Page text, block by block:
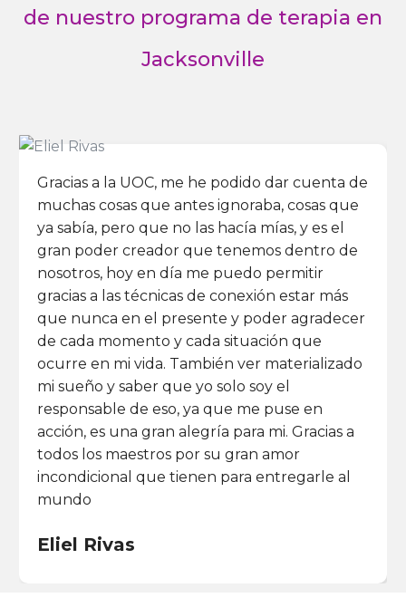
de nuestro programa de terapia en
Jacksonville
Gracias a la UOC, me he podido dar cuenta de
muchas cosas que antes ignoraba, cosas que
ya sabía, pero que no las hacía mías, y es el
gran poder creador que tenemos dentro de
nosotros, hoy en día me puedo permitir
gracias a las técnicas de conexión estar más
que nunca en el presente y poder agradecer
de cada momento y cada situación que
ocurre en mi vida. También ver materializado
mi sueño y saber que yo solo soy el
responsable de eso, ya que me puse en
acción, es una gran alegría para mi. Gracias a
todos los maestros por su gran amor
incondicional que tienen para entregarle al
mundo
Eliel Rivas